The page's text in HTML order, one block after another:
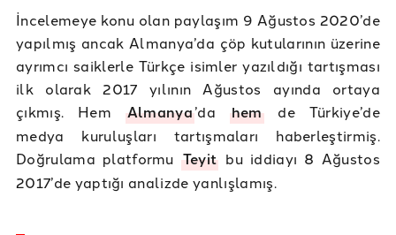
İncelemeye konu olan paylaşım 9 Ağustos 2020’de
yapılmış ancak Almanya’da çöp kutularının üzerine
ayrımcı saiklerle Türkçe isimler yazıldığı tartışması
ilk olarak 2017 yılının Ağustos ayında ortaya
çıkmış. Hem Almanya’da hemde Türkiye’de
medya kuruluşları tartışmaları haberleştirmiş.
Doğrulama platformu Teyit bu iddiayı 8 Ağustos
2017’de yaptığı analizde yanlışlamış.